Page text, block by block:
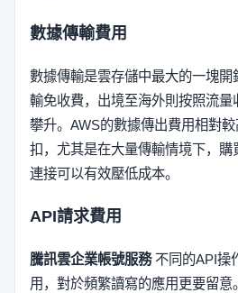
數據傳輸費用
數據傳輸是雲存儲中最大的一塊
輸免收費，出境至海外則按照流
攀升。AWS的數據傳出費用相對
扣，尤其是在大量傳輸情境下，購
連接可以有效壓低成本。
API請求費用
騰訊雲企業帳號服務不同的API操
用，對於頻繁讀寫的應用更要留